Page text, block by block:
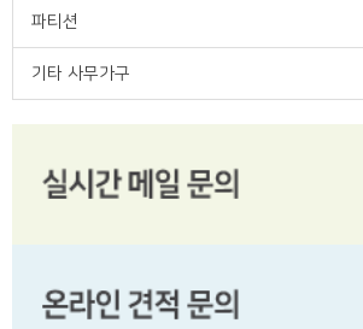
파티션
기타 사무가구